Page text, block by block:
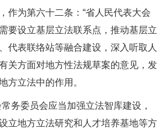
为第六十二条：“省人民代表大会
要设立基层立法联系点，推动基层立
代表联络站等融合建设，深入听取人
关方面对地方性法规草案的意见，发
方立法中的作用。
委员会应当加强立法智库建设，
立地方立法研究和人才培养基地等方